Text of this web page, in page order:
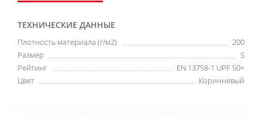
ТЕХНИЧЕСКИЕ ДАННЫЕ
Плотность материала (г/м2)
200
Размер
S
Рейтинг
EN 13758-1 UPF 50+
Цвет
Коричневый